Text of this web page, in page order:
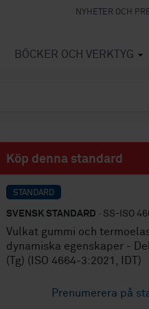
NYHETER OCH
BÖCKER OCH VERKTYG
Köp denna standard
STANDARD
SVENSK STANDARD · SS-ISO
Vulkat gummi och
dynamiska egenskaper -
(Tg) (ISO 4664-3:2021, IDT)
Prenumerera på